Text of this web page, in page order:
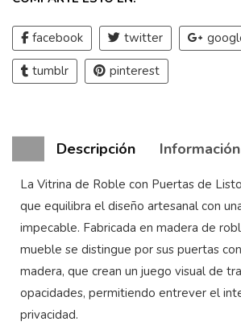
facebook twitter
tumblr pinterest
Descripción
La Vitrina de Roble con Puertas de
que equilibra el diseño artesanal con
impecable. Fabricada en madera de
mueble se distingue por sus puertas
madera, que crean un juego visual de
opacidades, permitiendo entrever el
privacidad.